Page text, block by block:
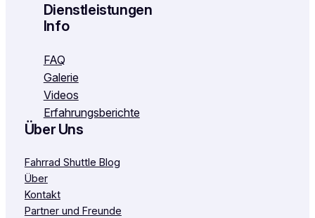
Dienstleistungen
Info
FAQ
Galerie
Videos
Erfahrungsberichte
Über Uns
Fahrrad Shuttle Blog
Über
Kontakt
Partner und Freunde